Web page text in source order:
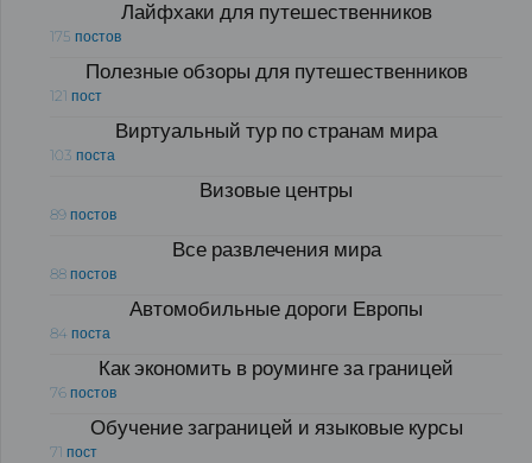
Лайфхаки для путешественников
175 постов
Полезные обзоры для путешественников
121 пост
Виртуальный тур по странам мира
103 поста
Визовые центры
89 постов
Все развлечения мира
88 постов
Автомобильные дороги Европы
84 поста
Как экономить в роуминге за границей
76 постов
Обучение заграницей и языковые курсы
71 пост